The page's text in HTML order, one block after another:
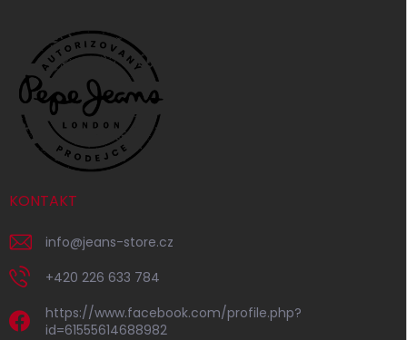
KONTAKT
info@jeans-store.cz
+420 226 633 784
https://www.facebook.com/profile.php?
id=61555614688982